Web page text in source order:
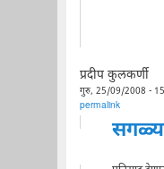
प्रदीप कुलकर्णी
गुरु, 25/09/2008 -
permalink